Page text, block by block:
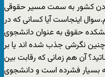
کشور به سمت مسیر حقوقی
اینجاست آیا کسانی که در
حقوق به عنوان دانشجوی
نگرشی جذب شده اند یا بر
آن هم زمانی که رقابت بین
بسیار فشرده است و دانشجوی